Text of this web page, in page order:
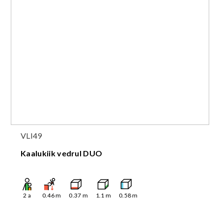
VLI49
Kaalukiik vedrul DUO
2 a 0.46m 0.37 m 1.1 m 0.58m